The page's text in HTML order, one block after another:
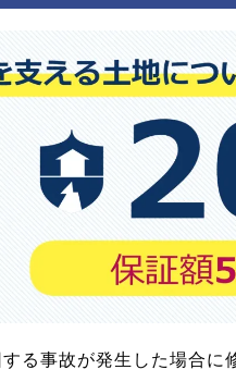
る事故が発生した場合